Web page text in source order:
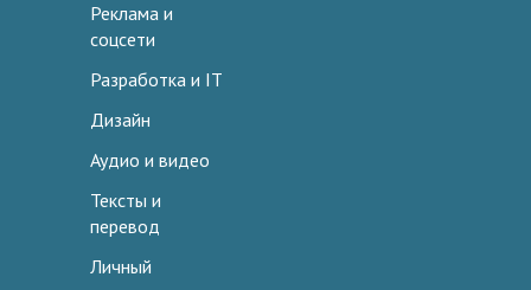
Реклама и
соцсети
Разработка и IT
Дизайн
Аудио и видео
Тексты и
перевод
Личный